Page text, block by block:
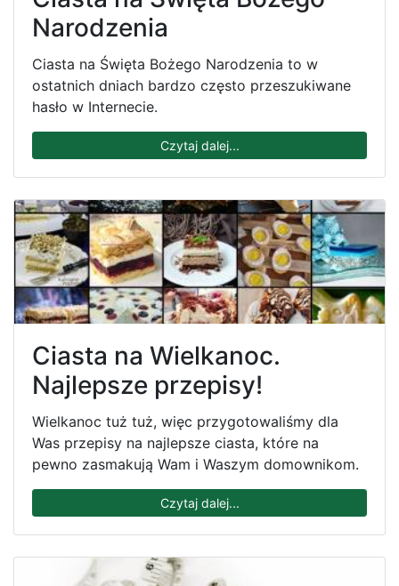
Narodzenia
Ciasta na Święta Bożego Narodzenia to w
ostatnich dniach bardzo często przeszukiwane
hasło w Internecie.
Czytaj dalej...
Ciasta na Wielkanoc.
Najlepsze przepisy!
Wielkanoc tuż tuż, więc przygotowaliśmy dla
Was przepisy na najlepsze ciasta, które na
pewno zasmakują Wam i Waszym domownikom.
Czytaj dalej...